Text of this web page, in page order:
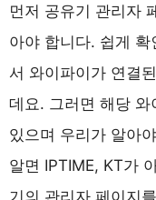
먼저 공유기 관리자
아야 합니다. 쉽게
서 와이파이가 연결
데요. 그러면 해당
있으며 우리가 알아
알면 IPTIME, KT가
기의 관리자 페이지